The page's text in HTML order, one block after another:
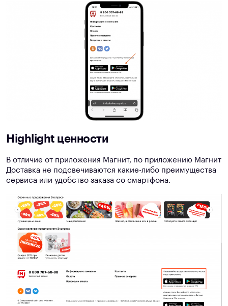
Highlight ценности
В отличие от приложения Магнит, по приложению Магнит
Доставка не подсвечиваются какие-либо преимущества
сервиса или удобство заказа со смартфона.